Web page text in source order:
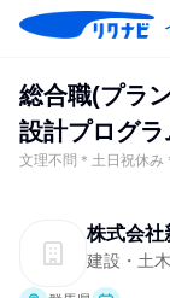
総合職(プラ
設計プログラ
文理不問＊土日祝休み
株式会社
建設・土